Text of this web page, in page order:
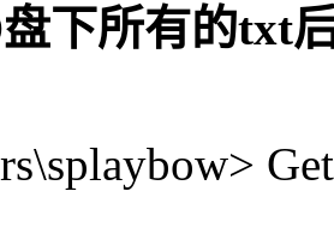
下所有的txt